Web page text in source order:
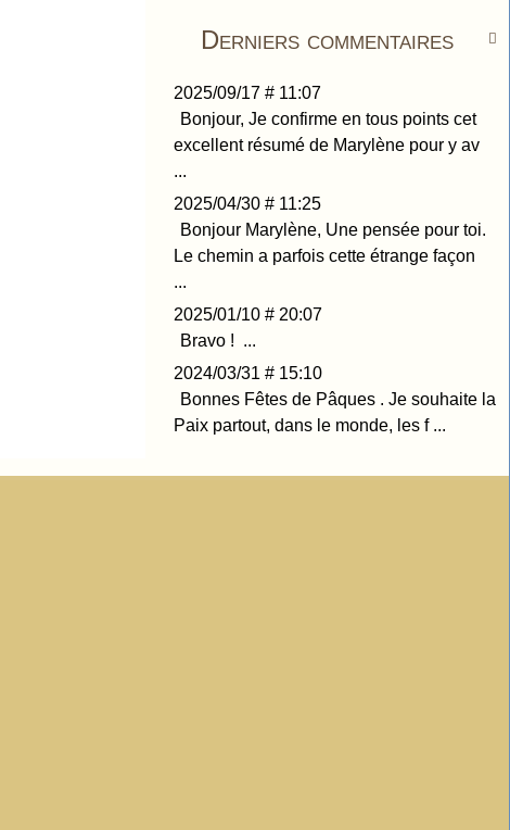

Derniers commentaires
2025/09/17 # 11:07
Bonjour, Je confirme en tous points cet
excellent résumé de Marylène pour y av
...
2025/04/30 # 11:25
Bonjour Marylène, Une pensée pour toi.
Le chemin a parfois cette étrange façon
...
2025/01/10 # 20:07
Bravo ! ...
2024/03/31 # 15:10
Bonnes Fêtes de Pâques . Je souhaite la
Paix partout, dans le monde, les f ...